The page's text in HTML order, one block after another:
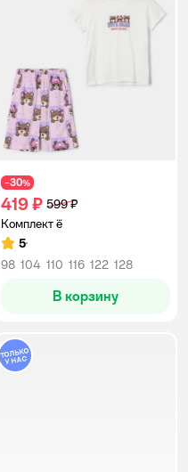
−30%
419 ₽ 599 ₽
Комплект ё
Рейтинг:
5
98 104 110 116 122 128
В корзину